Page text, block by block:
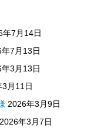
年7月14日
7月13日
3月13日
月11日
2026年3月9日
2026年3月7日